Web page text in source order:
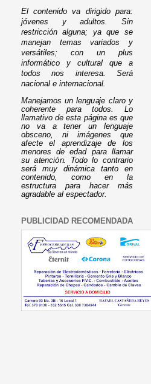
El contenido va dirigido para:
jóvenes y adultos. Sin
restricción alguna; ya que se
manejan temas variados y
versátiles; con un plus
informático y cultural que a
todos nos interesa. Será
nacional e internacional.
Manejamos un lenguaje claro y
coherente para todos. Lo
llamativo de esta página es que
no va a tener un lenguaje
obsceno, ni imágenes que
afecte el aprendizaje de los
menores de edad para llamar
su atención. Todo lo contrario
será muy dinámica tanto en
contenido, como en la
estructura para hacer más
agradable al espectador.
PUBLICIDAD RECOMENDADA